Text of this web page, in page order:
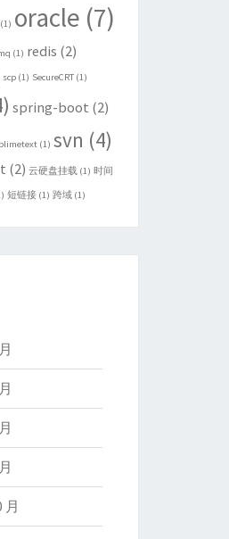
oracle (7)
(1) redis (2)
scp(1) SecureCRT(1)
spring-boot (2)
(1) svn (4)
(2) 云硬盘挂载(1) 时间
短链接(1) 跨域(1)
月